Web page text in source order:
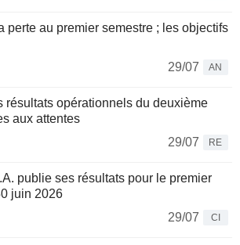
perte au premier semestre ; les objectifs
29/07
AN
résultats opérationnels du deuxième
aux attentes
29/07
RE
publie ses résultats pour le premier
juin 2026
29/07
CI